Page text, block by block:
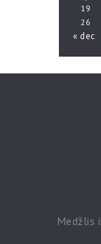
19
26
« dec
Medžlis